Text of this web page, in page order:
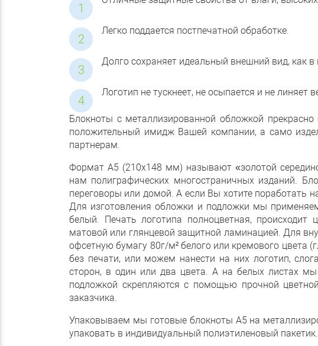
Легко поддается постпечатной обработке.
Долго сохраняет идеальный внешний вид, как в
Логотип не тускнеет, не осыпается и не линяет
Блокноты с металлизированной обложкой
положительный имидж Вашей компании, а само
партнерам.
Формат А5 (210х148 мм) называют «золотой
нам полиграфических многостраничных изданий.
переговоры или домой. А если Вы хотите поработать
Для изготовления обложки и подложки мы
белый. Печать логотипа полноцветная,
матовой или глянцевой защитной ламинацией. Для
офсетную бумагу 80г/м² белого или кремового
без печати, или можем нанести на них логотип,
сторон, в один или два цвета. А на белых листах
подложкой скрепляются с помощью прочной
заказчика.
Упаковываем мы готовые блокноты А5 на
упаковать в индивидуальный полиэтиленовый пакетик.